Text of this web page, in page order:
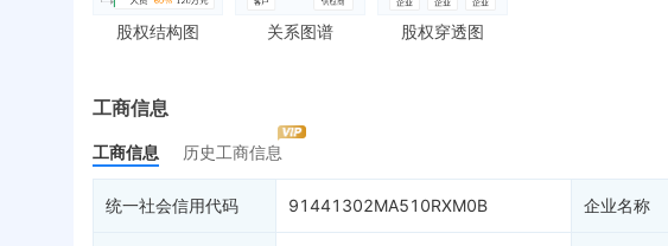
对外投资
控制企业
最终受益人
企业年报
工商自主公示
送达公告
被执行人
终本案件
询价评估
司法协助
注销备案
股权结构图 关系图谱 股权穿透图
工商信息
工商信息 历史工商信息
统一社会信用代码 91441302MA510RXM0B 企业名称